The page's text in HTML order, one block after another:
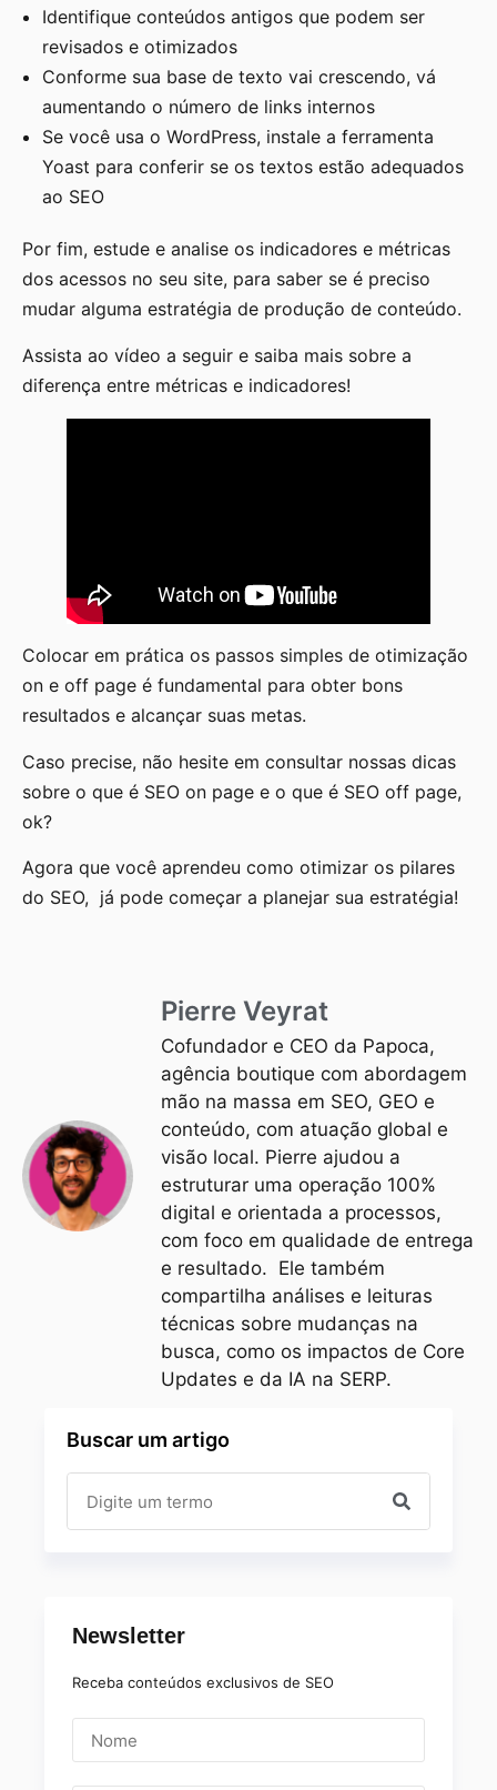
Identifique conteúdos antigos que podem ser
revisados e otimizados
Conforme sua base de texto vai crescendo, vá
aumentando o número de links internos
Se você usa o WordPress, instale a ferramenta
Yoast para conferir se os textos estão adequados
ao SEO
Por fim, estude e analise os indicadores e métricas
dos acessos no seu site, para saber se é preciso
mudar alguma estratégia de produção de conteúdo.
Assista ao vídeo a seguir e saiba mais sobre a
diferença entre métricas e indicadores!
Colocar em prática os passos simples de otimização
on e off page é fundamental para obter bons
resultados e alcançar suas metas.
Caso precise, não hesite em consultar nossas dicas
sobre o que é SEO on page e o que é SEO off page,
ok?
Agora que você aprendeu como otimizar os pilares
do SEO, já pode começar a planejar sua estratégia!
Pierre Veyrat
Cofundador e CEO da Papoca,
agência boutique com abordagem
mão na massa em SEO, GEO e
conteúdo, com atuação global e
visão local. Pierre ajudou a
estruturar uma operação 100%
digital e orientada a processos,
com foco em qualidade de entrega
e resultado. Ele também
compartilha análises e leituras
técnicas sobre mudanças na
busca, como os impactos de Core
Updates e da IA na SERP.
Buscar um artigo
Newsletter
Receba conteúdos exclusivos de SEO